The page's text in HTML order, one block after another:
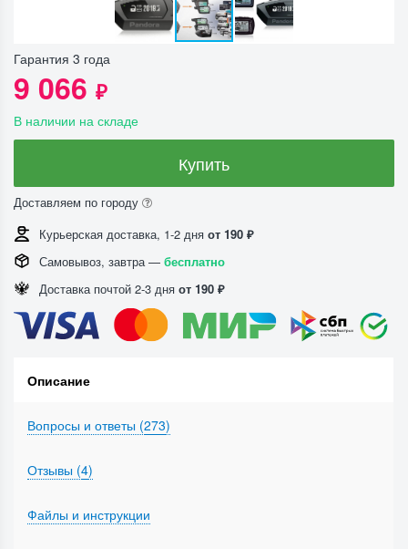
Гарантия 3 года
9 066 ₽
В наличии на складе
Купить
Доставляем по городу
Курьерская доставка, 1-2 дня от 190 ₽
Самовывоз, завтра — бесплатно
Доставка почтой 2-3 дня от 190 ₽
Описание
Вопросы и ответы (273)
Отзывы (4)
Файлы и инструкции